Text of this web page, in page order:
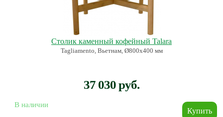
Столик каменный кофейный Talara
Tagliamento, Вьетнам, Ø800х400 мм
37 030 руб.
В наличии